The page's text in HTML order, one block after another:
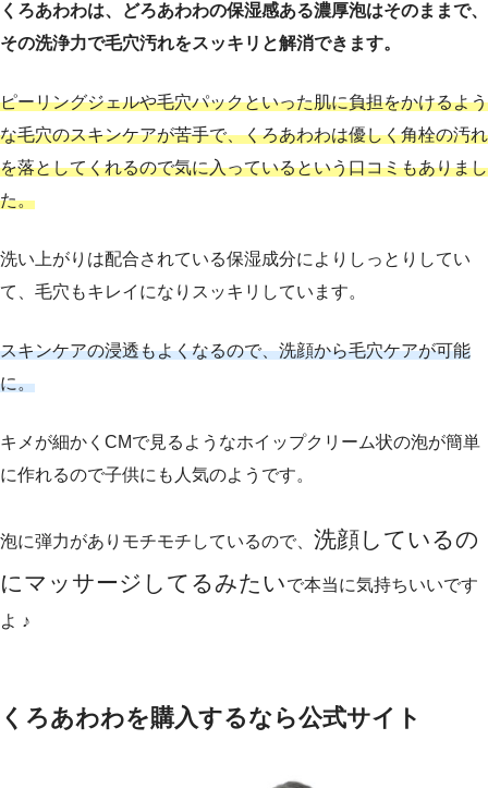
くろあわわは、どろあわわの保湿感ある濃厚泡はそのままで、
その洗浄力で毛穴汚れをスッキリと解消できます。
ピーリングジェルや毛穴パックといった肌に負担をかけるよう
な毛穴のスキンケアが苦手で、くろあわわは優しく角栓の汚れ
を落としてくれるので気に入っているという口コミもありまし
た。
洗い上がりは配合されている保湿成分によりしっとりしてい
て、毛穴もキレイになりスッキリしています。
スキンケアの浸透もよくなるので、洗顔から毛穴ケアが可能
に。
キメが細かくCMで見るようなホイップクリーム状の泡が簡単
に作れるので子供にも人気のようです。
泡に弾力がありモチモチしているので、 洗顔しているの
にマッサージしてるみたいで本当に気持ちいいです
よ ♪
くろあわわを購入するなら公式サイト